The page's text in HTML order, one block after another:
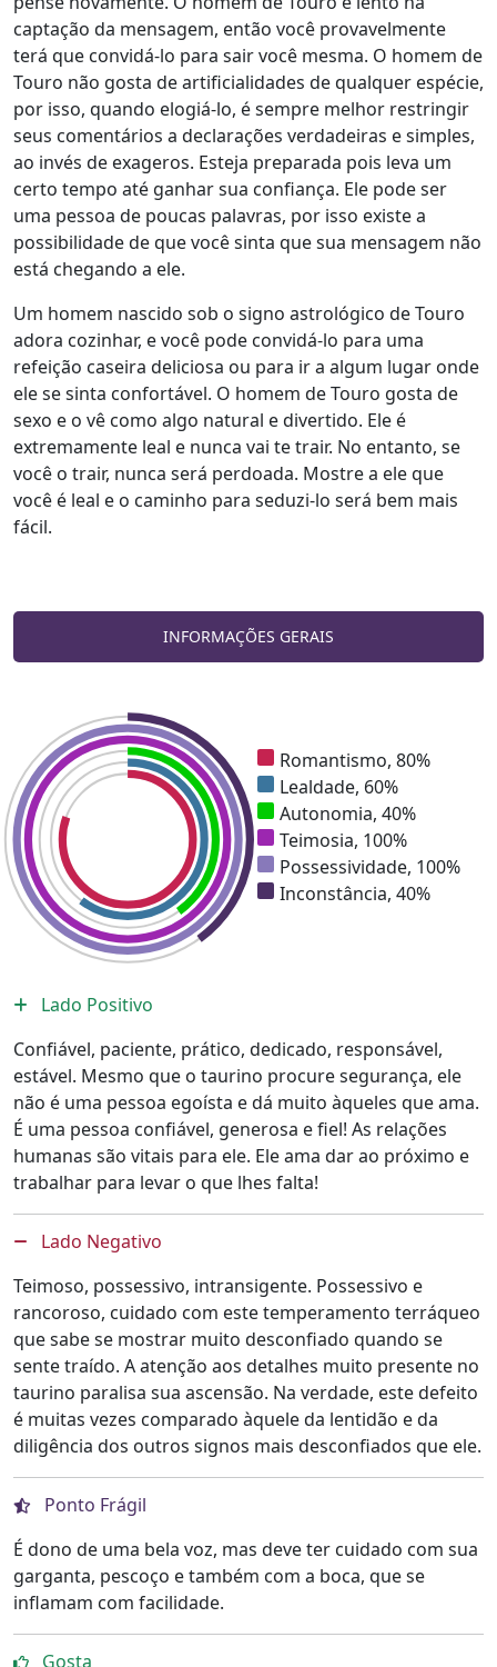
captação da mensagem, então você provavelmente
terá que convidá-lo para sair você mesma. O homem de
Touro não gosta de artificialidades de qualquer espécie,
por isso, quando elogiá-lo, é sempre melhor restringir
seus comentários a declarações verdadeiras e simples,
ao invés de exageros. Esteja preparada pois leva um
certo tempo até ganhar sua confiança. Ele pode ser
uma pessoa de poucas palavras, por isso existe a
possibilidade de que você sinta que sua mensagem não
está chegando a ele.
Um homem nascido sob o signo astrológico de Touro
adora cozinhar, e você pode convidá-lo para uma
refeição caseira deliciosa ou para ir a algum lugar onde
ele se sinta confortável. O homem de Touro gosta de
sexo e o vê como algo natural e divertido. Ele é
extremamente leal e nunca vai te trair. No entanto, se
você o trair, nunca será perdoada. Mostre a ele que
você é leal e o caminho para seduzi-lo será bem mais
fácil.
INFORMAÇÕES GERAIS
Romantismo, 80%
Lealdade, 60%
Autonomia, 40%
Teimosia, 100%
Possessividade, 100%
Inconstância, 40%
Lado Positivo
Confiável, paciente, prático, dedicado, responsável,
estável. Mesmo que o taurino procure segurança, ele
não é uma pessoa egoísta e dá muito àqueles que ama.
É uma pessoa confiável, generosa e fiel! As relações
humanas são vitais para ele. Ele ama dar ao próximo e
trabalhar para levar o que lhes falta!
Lado Negativo
Teimoso, possessivo, intransigente. Possessivo e
rancoroso, cuidado com este temperamento terráqueo
que sabe se mostrar muito desconfiado quando se
sente traído. A atenção aos detalhes muito presente no
taurino paralisa sua ascensão. Na verdade, este defeito
é muitas vezes comparado àquele da lentidão e da
diligência dos outros signos mais desconfiados que ele.
Ponto Frágil
É dono de uma bela voz, mas deve ter cuidado com sua
garganta, pescoço e também com a boca, que se
inflamam com facilidade.
Gosta